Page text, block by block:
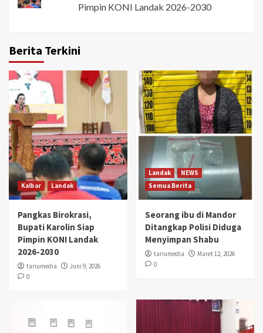
Pimpin KONI Landak 2026-2030
Berita Terkini
Kalbar Landak
Pangkas Birokrasi,
Bupati Karolin Siap
Pimpin KONI Landak
2026-2030
tariumedia
Juni 9, 2026
0
Landak
NEWS
Semua Berita
Seorang ibu di Mandor
Ditangkap Polisi Diduga
Menyimpan Shabu
tariumedia
Maret 12, 2026
0